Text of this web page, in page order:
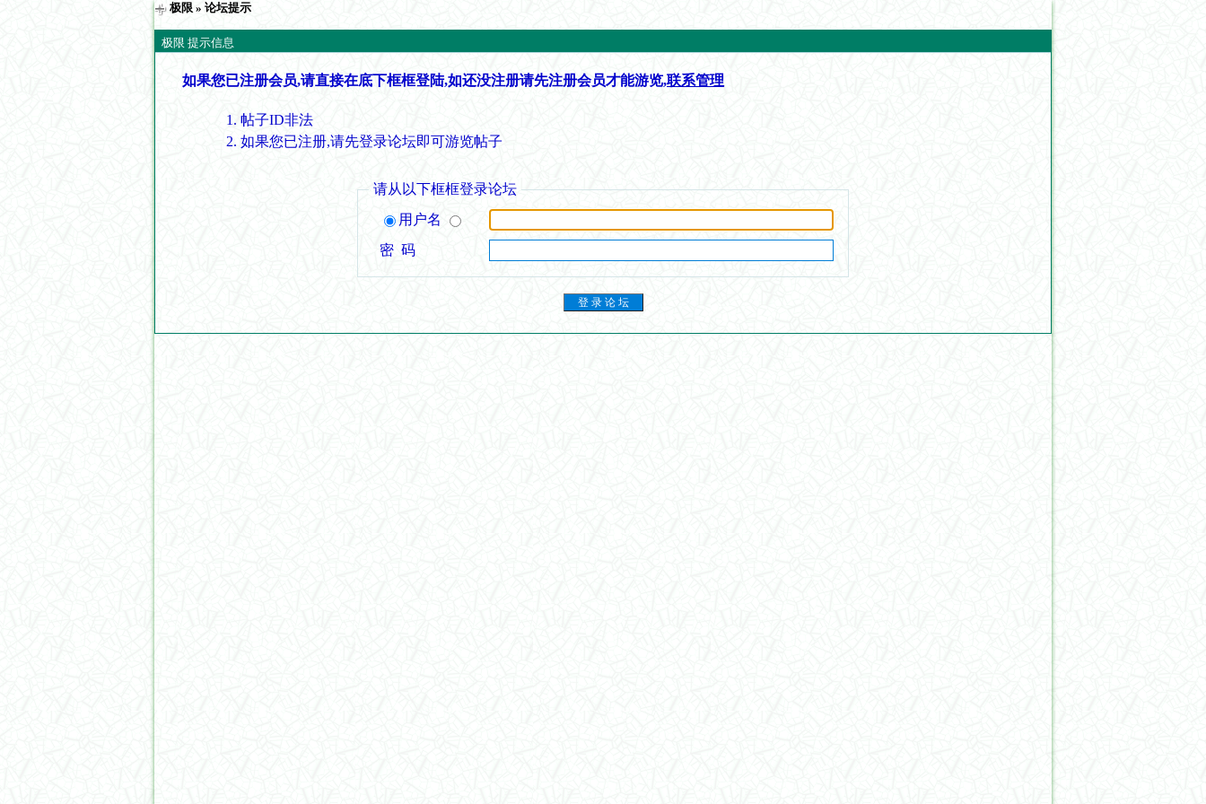
极限 » 论坛提示
极限 提示信息
如果您已注册会员,请直接在底下框框登陆,如还没注册请先注册会员才能游览,联系管理
帖子ID非法
如果您已注册,请先登录论坛即可游览帖子
请从以下框框登录论坛
用户名
密 码